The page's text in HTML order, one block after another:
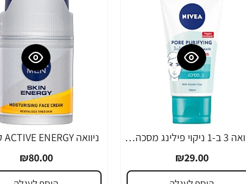
ניוואה 3 ב-1 ניקוי פילינג מסכה לפנים 150 מ"ל - מבית NIVEA
₪29.00
₪80.00